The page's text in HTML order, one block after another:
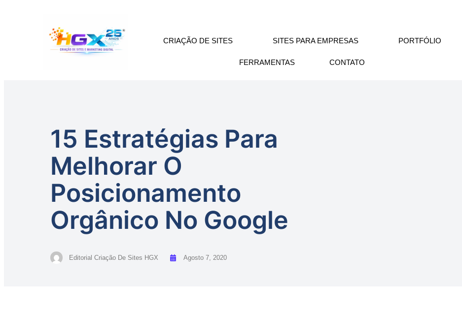
CRIAÇÃO DE SITES
SITES PARA EMPRESAS PORTFÓLIO
FERRAMENTAS CONTATO
15 Estratégias Para
Melhorar O
Posicionamento
Orgânico No Google
Editorial Criação De Sites HGX Agosto 7, 2020